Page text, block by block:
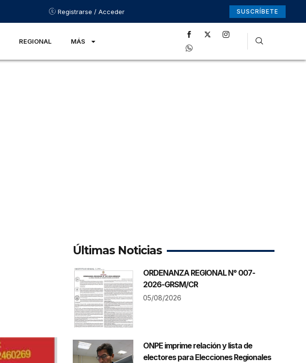
Registrarse / Acceder SUSCRÍBETE
REGIONAL MÁS
Últimas Noticias
ORDENANZA REGIONAL N° 007-
2026-GRSM/CR
05/08/2026
ONPE imprime relación y lista de
electores para Elecciones Regionales